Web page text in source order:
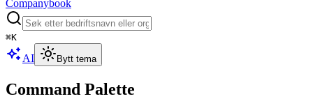
Companybook
⌘K
AI Bytt tema
Command Palette